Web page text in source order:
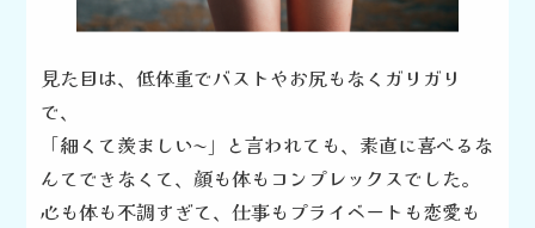
見た目は、低体重でバストやお尻もなく ガリガリ
で、
「細くて羨ましい〜」と言われても、 素直に喜べるな
んてできなくて、 顔も体もコンプレックスでした。
心も体も不調すぎて、仕事もプライベートも恋愛も